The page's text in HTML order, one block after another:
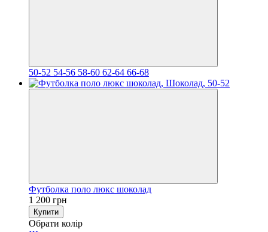
50-52 54-56 58-60 62-64 66-68
Футболка поло люкс шоколад
1 200 грн
Купити
Обрати колір